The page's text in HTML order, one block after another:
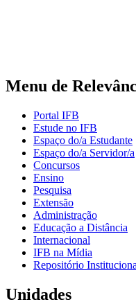
Menu de
Portal IFB
Estude no IFB
Espaço do/a Estudante
Espaço do/a Servidor/a
Concursos
Ensino
Pesquisa
Extensão
Administração
Educação a Distância
Internacional
IFB na Mídia
Repositório
Unidades